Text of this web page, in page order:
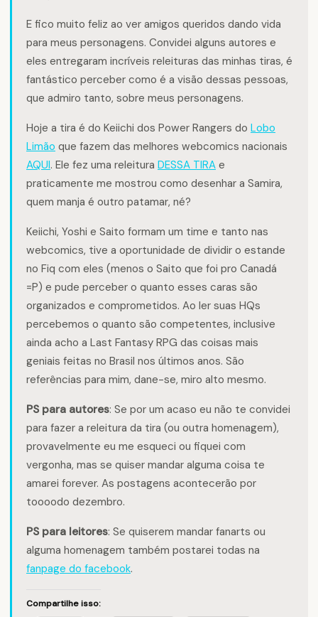
E fico muito feliz ao ver amigos queridos dando vida
para meus personagens. Convidei alguns autores e
eles entregaram incríveis releituras das minhas tiras, é
fantástico perceber como é a visão dessas pessoas,
que admiro tanto, sobre meus personagens.
Hoje a tira é do Keiichi dos Power Rangers do Lobo
Limão que fazem das melhores webcomics nacionais
AQUI. Ele fez uma releitura DESSA TIRA e
praticamente me mostrou como desenhar a Samira,
quem manja é outro patamar, né?
Keiichi, Yoshi e Saito formam um time e tanto nas
webcomics, tive a oportunidade de dividir o estande
no Fiq com eles (menos o Saito que foi pro Canadá
=P) e pude perceber o quanto esses caras são
organizados e comprometidos. Ao ler suas HQs
percebemos o quanto são competentes, inclusive
ainda acho a Last Fantasy RPG das coisas mais
geniais feitas no Brasil nos últimos anos. São
referências para mim, dane-se, miro alto mesmo.
PS para autores: Se por um acaso eu não te convidei
para fazer a releitura da tira (ou outra homenagem),
provavelmente eu me esqueci ou fiquei com
vergonha, mas se quiser mandar alguma coisa te
amarei forever. As postagens acontecerão por
toooodo dezembro.
PS para leitores: Se quiserem mandar fanarts ou
alguma homenagem também postarei todas na
fanpage do facebook.
Compartilhe isso: